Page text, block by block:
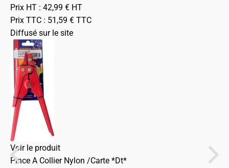
Prix HT : 42,99 € HT
Prix TTC : 51,59 € TTC
Diffusé sur le site
Voir le produit
Pince A Collier Nylon /Carte *Dt*